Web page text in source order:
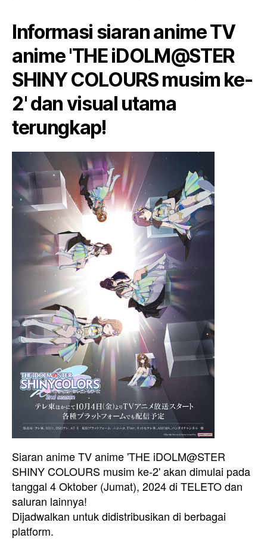
Informasi siaran anime TV
anime 'THE iDOLM@STER
SHINY COLOURS musim ke-
2' dan visual utama
terungkap!
Siaran anime TV anime 'THE iDOLM@STER
SHINY COLOURS musim ke-2' akan dimulai pada
tanggal 4 Oktober (Jumat), 2024 di TELETO dan
saluran lainnya!
Dijadwalkan untuk didistribusikan di berbagai
platform.